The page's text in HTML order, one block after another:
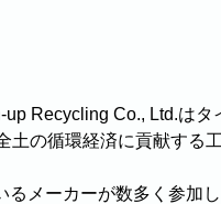
Recycling Co., Ltd.は
土の循環経済に貢献する
メーカーが数多く参加